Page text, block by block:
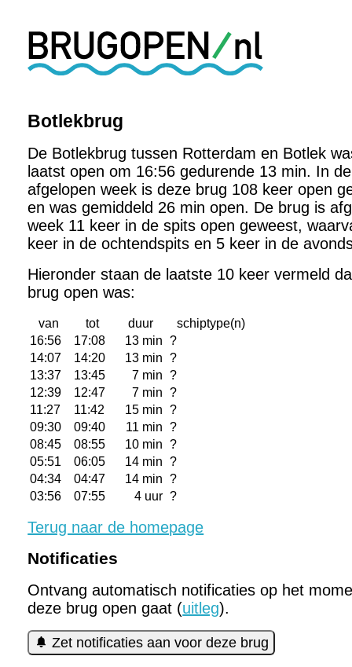
Botlekbrug
De Botlekbrug tussen Rotterdam en Botlek
laatst open om 16:56 gedurende 13 min. In de
afgelopen week is deze brug 108 keer open
en was gemiddeld 26 min open. De brug is
week 11 keer in de spits open geweest,
keer in de ochtendspits en 5 keer in de
Hieronder staan de laatste 10 keer vermeld
brug open was:
van tot duur
schiptype(n)
16:56
17:08 13 min
?
14:07
14:20 13 min
?
13:37
13:45 7 min
?
12:39
12:47 7 min
?
11:27
11:42 15 min
?
09:30
09:40 11 min
?
08:45
08:55 10 min
?
05:51
06:05 14 min
?
04:34
04:47 14 min
?
03:56
07:55 4 uur ?
Terug naar de homepage
Notificaties
Ontvang automatisch notificaties op het
deze brug open gaat (uitleg).
Zet notificaties aan voor deze brug